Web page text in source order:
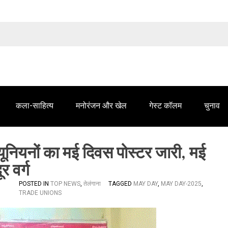
कला-साहित्य मनोरंजन और खेल गेस्ट कॉलम चुनाव
का मई दिवस पोस्टर जारी, मई
वर्ग
POSTED IN TOP NEWS, तेलंगाना TAGGED MAY DAY, MAY DAY-2025,
TRADE UNIONS